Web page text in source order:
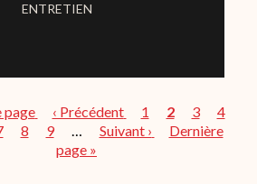
ENTRETIEN
page
Page
précédente
‹ Précédent Page
1
Page
courante
2 Page
3 Page
4
Page
8 Page
9 …
Page
Suivant ›
Dernière
Dernière
page »